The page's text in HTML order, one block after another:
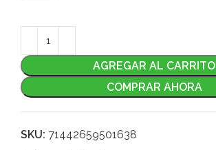
AGREGAR AL CARRITO
COMPRAR AHORA
SKU: 71442659501638